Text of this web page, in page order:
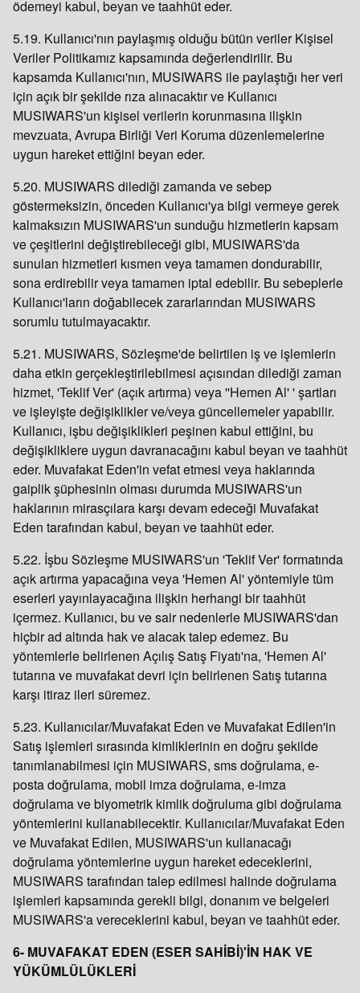
ödemeyi kabul, beyan ve taahhüt eder.
5.19. Kullanıcı'nın paylaşmış olduğu bütün veriler Kişisel
Veriler Politikamız kapsamında değerlendirilir. Bu
kapsamda Kullanıcı'nın, MUSIWARS ile paylaştığı her veri
için açık bir şekilde rıza alınacaktır ve Kullanıcı
MUSIWARS'un kişisel verilerin korunmasına ilişkin
mevzuata, Avrupa Birliği Veri Koruma düzenlemelerine
uygun hareket ettiğini beyan eder.
5.20. MUSIWARS dilediği zamanda ve sebep
göstermeksizin, önceden Kullanıcı'ya bilgi vermeye gerek
kalmaksızın MUSIWARS'un sunduğu hizmetlerin kapsam
ve çeşitlerini değiştirebileceği gibi, MUSIWARS'da
sunulan hizmetleri kısmen veya tamamen dondurabilir,
sona erdirebilir veya tamamen iptal edebilir. Bu sebeplerle
Kullanıcı'ların doğabilecek zararlarından MUSIWARS
sorumlu tutulmayacaktır.
5.21. MUSIWARS, Sözleşme'de belirtilen iş ve işlemlerin
daha etkin gerçekleştirilebilmesi açısından dilediği zaman
hizmet, 'Teklif Ver' (açık artırma) veya ''Hemen Al' ' şartları
ve işleyişte değişiklikler ve/veya güncellemeler yapabilir.
Kullanıcı, işbu değişiklikleri peşinen kabul ettiğini, bu
değişikliklere uygun davranacağını kabul beyan ve taahhüt
eder. Muvafakat Eden'in vefat etmesi veya haklarında
gaiplik şüphesinin olması durumda MUSIWARS'un
haklarının mirasçılara karşı devam edeceği Muvafakat
Eden tarafından kabul, beyan ve taahhüt eder.
5.22. İşbu Sözleşme MUSIWARS'un 'Teklif Ver' formatında
açık artırma yapacağına veya 'Hemen Al' yöntemiyle tüm
eserleri yayınlayacağına ilişkin herhangi bir taahhüt
içermez. Kullanıcı, bu ve sair nedenlerle MUSIWARS'dan
hiçbir ad altında hak ve alacak talep edemez. Bu
yöntemlerle belirlenen Açılış Satış Fiyatı'na, 'Hemen Al'
tutarına ve muvafakat devri için belirlenen Satış tutarına
karşı itiraz ileri süremez.
5.23. Kullanıcılar/Muvafakat Eden ve Muvafakat Edilen'in
Satış işlemleri sırasında kimliklerinin en doğru şekilde
tanımlanabilmesi için MUSIWARS, sms doğrulama, e-
posta doğrulama, mobil imza doğrulama, e-imza
doğrulama ve biyometrik kimlik doğruluma gibi doğrulama
yöntemlerini kullanabilecektir. Kullanıcılar/Muvafakat Eden
ve Muvafakat Edilen, MUSIWARS'un kullanacağı
doğrulama yöntemlerine uygun hareket edeceklerini,
MUSIWARS tarafından talep edilmesi halinde doğrulama
işlemleri kapsamında gerekli bilgi, donanım ve belgeleri
MUSIWARS'a vereceklerini kabul, beyan ve taahhüt eder.
6- MUVAFAKAT EDEN (ESER SAHİBİ)'İN HAK VE
YÜKÜMLÜLÜKLERİ